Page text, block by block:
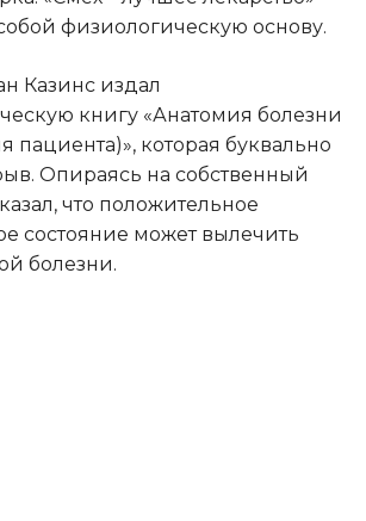
физиологическую основу.
Казинс издал
книгу «Анатомия болезни
пациента)», которая буквально
Опираясь на собственный
что положительное
состояние может вылечить
болезни.